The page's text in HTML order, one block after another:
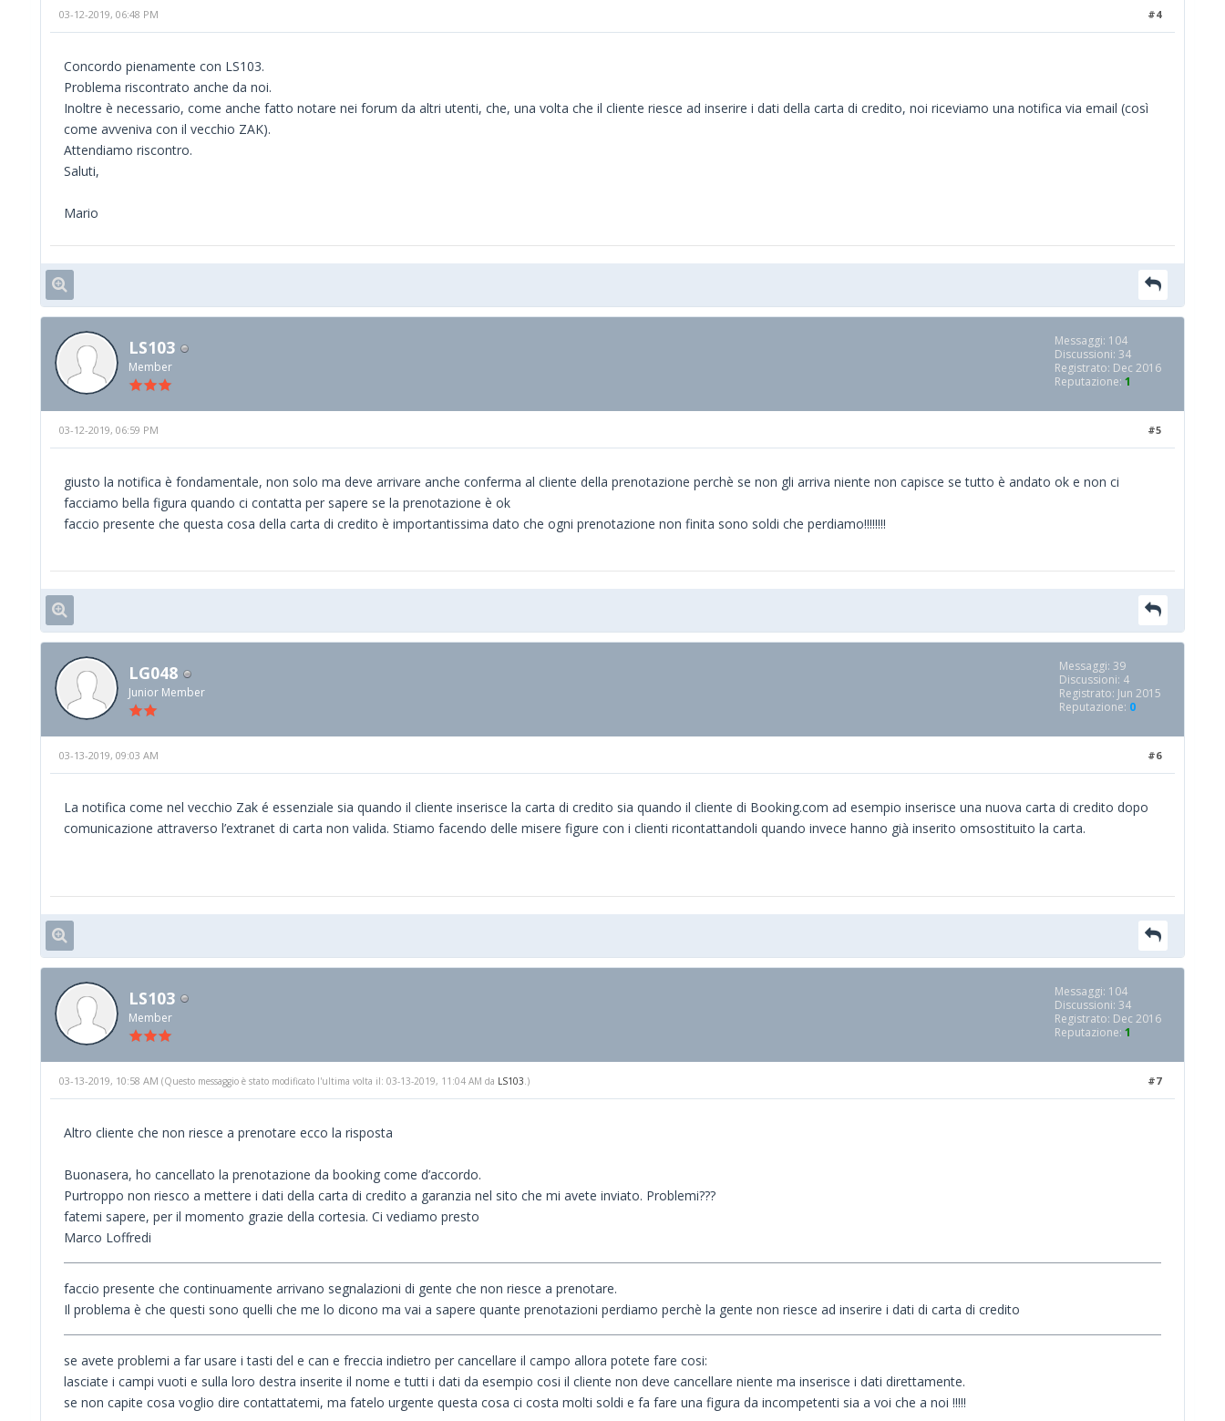
#4
03-12-2019, 06:48 PM
Concordo pienamente con LS103.
Problema riscontrato anche da noi.
Inoltre è necessario, come anche fatto notare nei forum da altri utenti, che, una volta che il cliente riesce ad inserire i dati della carta di credito, noi riceviamo una notifica via email (così
come avveniva con il vecchio ZAK).
Attendiamo riscontro.
Saluti,
Mario
LS103
Member
Messaggi: 104
Discussioni: 34
Registrato: Dec 2016
Reputazione: 1
#5
03-12-2019, 06:59 PM
giusto la notifica è fondamentale, non solo ma deve arrivare anche conferma al cliente della prenotazione perchè se non gli arriva niente non capisce se tutto è andato ok e non ci
facciamo bella figura quando ci contatta per sapere se la prenotazione è ok
faccio presente che questa cosa della carta di credito è importantissima dato che ogni prenotazione non finita sono soldi che perdiamo!!!!!!!!
LG048
Junior Member
Messaggi: 39
Discussioni: 4
Registrato: Jun 2015
Reputazione: 0
#6
03-13-2019, 09:03 AM
La notifica come nel vecchio Zak é essenziale sia quando il cliente inserisce la carta di credito sia quando il cliente di Booking.com ad esempio inserisce una nuova carta di credito dopo
comunicazione attraverso l’extranet di carta non valida. Stiamo facendo delle misere figure con i clienti ricontattandoli quando invece hanno già inserito omsostituito la carta.
LS103
Member
Messaggi: 104
Discussioni: 34
Registrato: Dec 2016
Reputazione: 1
#7
03-13-2019, 10:58 AM (Questo messaggio è stato modificato l'ultima volta il: 03-13-2019, 11:04 AM da LS103 .)
Altro cliente che non riesce a prenotare ecco la risposta
Buonasera, ho cancellato la prenotazione da booking come d’accordo.
Purtroppo non riesco a mettere i dati della carta di credito a garanzia nel sito che mi avete inviato. Problemi???
fatemi sapere, per il momento grazie della cortesia. Ci vediamo presto
Marco Loffredi
faccio presente che continuamente arrivano segnalazioni di gente che non riesce a prenotare.
Il problema è che questi sono quelli che me lo dicono ma vai a sapere quante prenotazioni perdiamo perchè la gente non riesce ad inserire i dati di carta di credito
se avete problemi a far usare i tasti del e can e freccia indietro per cancellare il campo allora potete fare cosi:
lasciate i campi vuoti e sulla loro destra inserite il nome e tutti i dati da esempio cosi il cliente non deve cancellare niente ma inserisce i dati direttamente.
se non capite cosa voglio dire contattatemi, ma fatelo urgente questa cosa ci costa molti soldi e fa fare una figura da incompetenti sia a voi che a noi !!!!!